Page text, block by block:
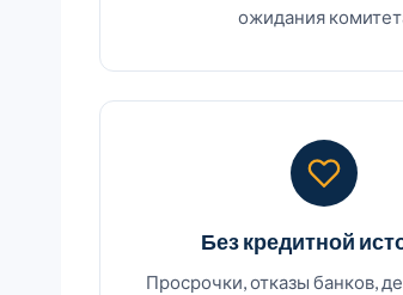
ожидания
Без кредитной
Просрочки, отказы банков,